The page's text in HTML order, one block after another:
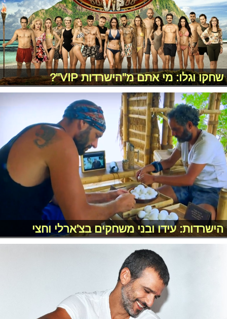
שחקו וגלו: מי אתם מ"הישרדות VIP"?
הישרדות: עידו ובני משחקים בצ'ארלי וחצי